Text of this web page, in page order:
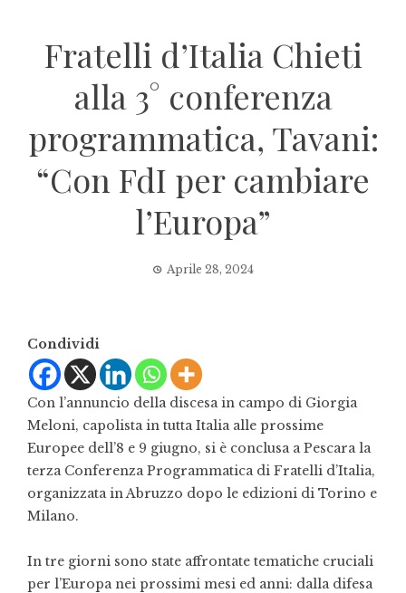
Fratelli d’Italia Chieti
alla 3° conferenza
programmatica, Tavani:
“Con FdI per cambiare
l’Europa”
Aprile 28, 2024
Condividi
Con l’annuncio della discesa in campo di Giorgia
Meloni, capolista in tutta Italia alle prossime
Europee dell’8 e 9 giugno, si è conclusa a Pescara la
terza Conferenza Programmatica di Fratelli d’Italia,
organizzata in Abruzzo dopo le edizioni di Torino e
Milano.
In tre giorni sono state affrontate tematiche cruciali
per l’Europa nei prossimi mesi ed anni: dalla difesa